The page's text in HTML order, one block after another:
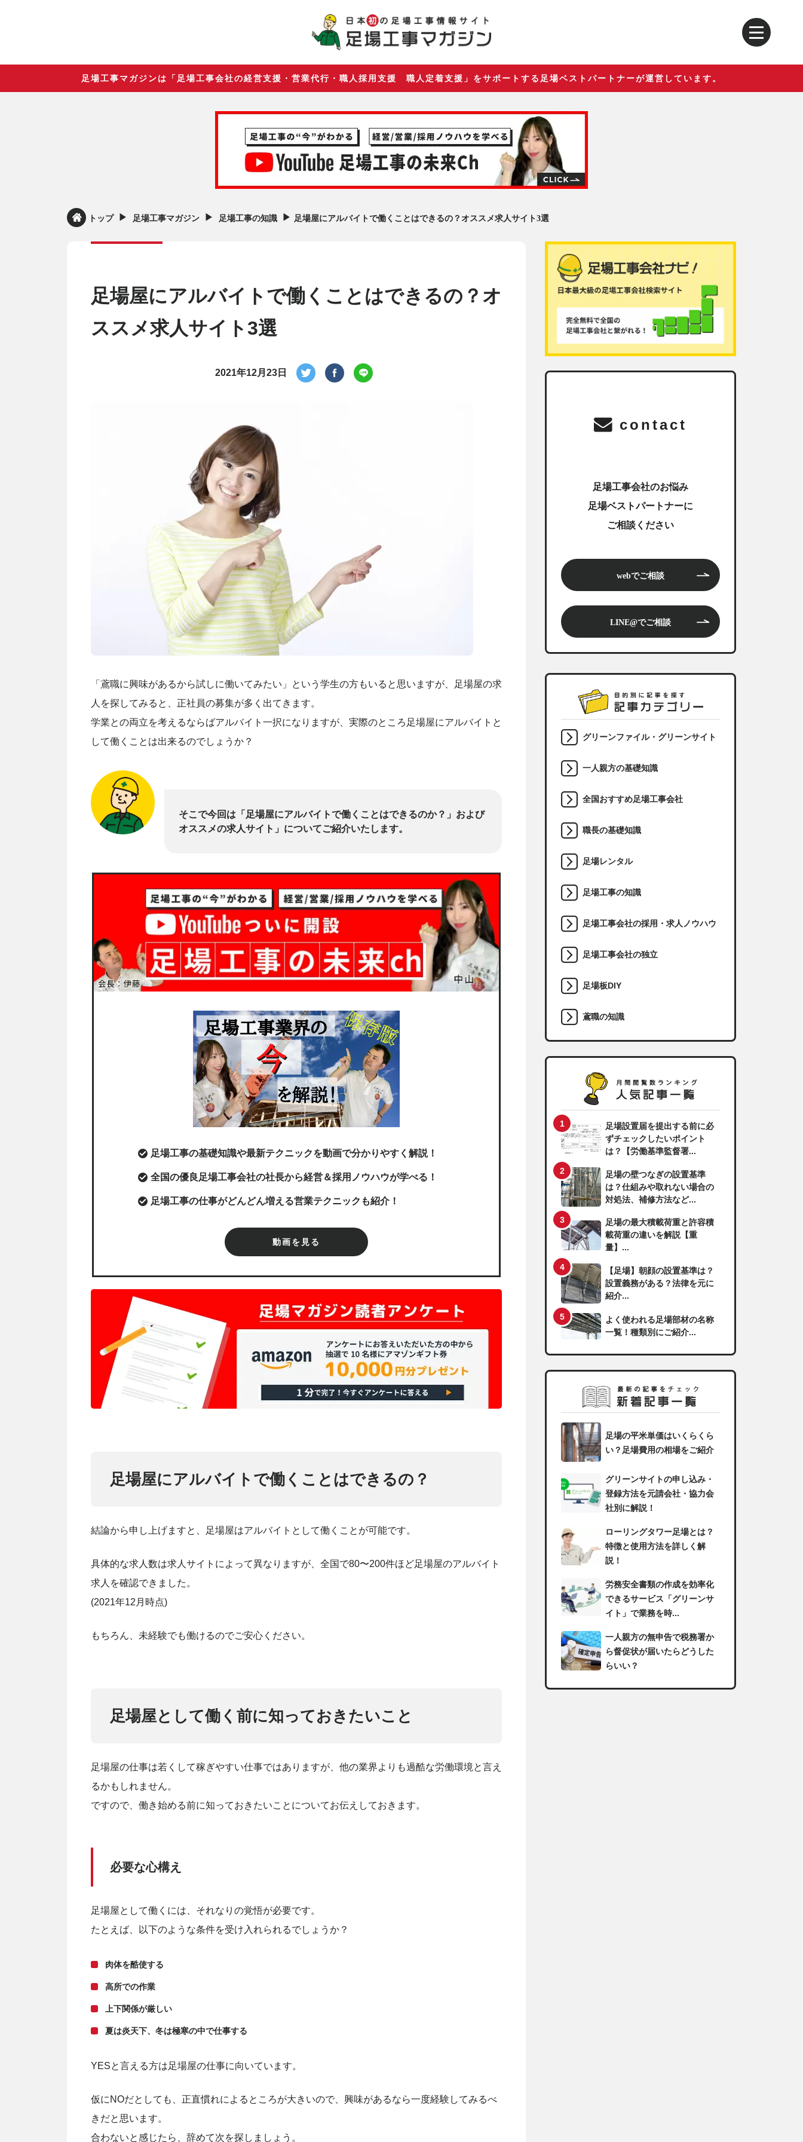
足場工事マガジンは「足場工事会社の経営支援・営業代行・職人採用支援 職人定着支援」をサポートする足場ベストパートナーが運営しています。
トップ ▶︎ 足場工事マガジン ▶︎ 足場工事の知識 ▶︎ 足場屋にアルバイトで働くことはできるの？オススメ求人サイト3選
足場屋にアルバイトで働くことはできるの？オ
ススメ求人サイト3選
2021年12月23日
「鳶職に興味があるから試しに働いてみたい」という学生の方もいると思いますが、足場屋の求
人を探してみると、正社員の募集が多く出てきます。
学業との両立を考えるならばアルバイト一択になりますが、実際のところ足場屋にアルバイトと
して働くことは出来るのでしょうか？
そこで今回は「足場屋にアルバイトで働くことはできるのか？」および
オススメの求人サイト」についてご紹介いたします。
足場工事の基礎知識や最新テクニックを動画で分かりやすく解説！
全国の優良足場工事会社の社長から経営＆採用ノウハウが学べる！
足場工事の仕事がどんどん増える営業テクニックも紹介！
動画を見る
足場屋にアルバイトで働くことはできるの？
結論から申し上げますと、足場屋はアルバイトとして働くことが可能です。
具体的な求人数は求人サイトによって異なりますが、全国で80〜200件ほど足場屋のアルバイト
求人を確認できました。
(2021年12月時点)
もちろん、未経験でも働けるのでご安心ください。
足場屋として働く前に知っておきたいこと
足場屋の仕事は若くして稼ぎやすい仕事ではありますが、他の業界よりも過酷な労働環境と言え
るかもしれません。
ですので、働き始める前に知っておきたいことについてお伝えしておきます。
必要な心構え
足場屋として働くには、それなりの覚悟が必要です。
たとえば、以下のような条件を受け入れられるでしょうか？
肉体を酷使する
高所での作業
上下関係が厳しい
夏は炎天下、冬は極寒の中で仕事する
YESと言える方は足場屋の仕事に向いています。
仮にNOだとしても、正直慣れによるところが大きいので、興味があるなら一度経験してみるべ
きだと思います。
合わないと感じたら、辞めて次を探しましょう。
contact
足場工事会社のお悩み
足場ベストパートナーに
ご相談ください
webでご相談
LINE@でご相談
グリーンファイル・グリーンサイト
一人親方の基礎知識
全国おすすめ足場工事会社
職長の基礎知識
足場レンタル
足場工事の知識
足場工事会社の採用・求人ノウハウ
足場工事会社の独立
足場板DIY
鳶職の知識
足場設置届を提出する前に必
ずチェックしたいポイント
は？【労働基準監督署...
足場の壁つなぎの設置基準
は？仕組みや取れない場合の
対処法、補修方法など...
足場の最大積載荷重と許容積
載荷重の違いを解説【重
量】...
【足場】朝顔の設置基準は？
設置義務がある？法律を元に
紹介...
よく使われる足場部材の名称
一覧！種類別にご紹介...
足場の平米単価はいくらくら
い？足場費用の相場をご紹介
グリーンサイトの申し込み・
登録方法を元請会社・協力会
社別に解説！
ローリングタワー足場とは？
特徴と使用方法を詳しく解
説！
労務安全書類の作成を効率化
できるサービス「グリーンサ
イト」で業務を時...
一人親方の無申告で税務署か
ら督促状が届いたらどうした
らいい？
足場の組み立てに資格は必